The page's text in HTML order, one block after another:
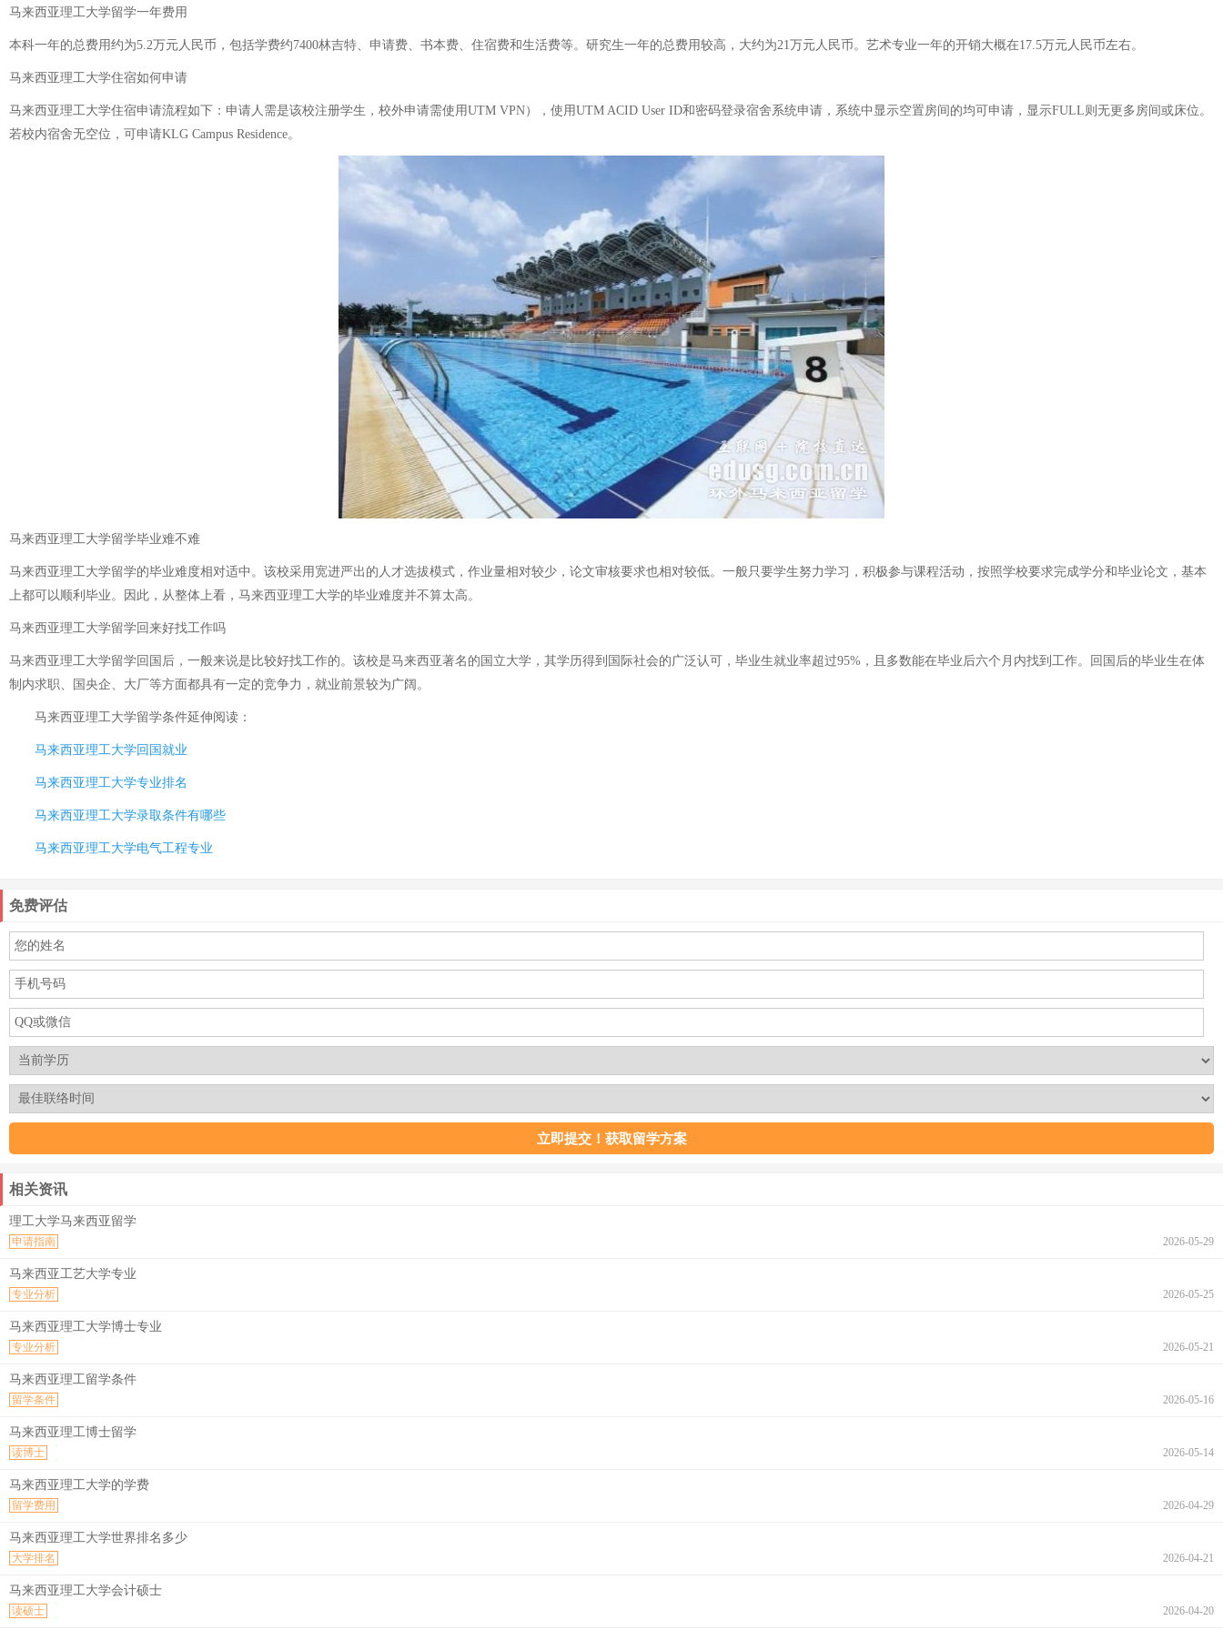
马来西亚理工大学留学一年费用
本科一年的总费用约为5.2万元人民币，包括学费约7400林吉特、申请费、书本费、住宿费和生活费等。研究生一年的总费用较高，大约为21万元人民币。艺术专业一年的开销大概在17.5万元人民币左右。
马来西亚理工大学住宿如何申请
马来西亚理工大学住宿申请流程如下：申请人需是该校注册学生，校外申请需使用UTM VPN），使用UTM ACID User ID和密码登录宿舍系统申请，系统中显示空置房间的均可申请，显示FULL则无更多房间或床位。
若校内宿舍无空位，可申请KLG Campus Residence。
马来西亚理工大学留学毕业难不难
马来西亚理工大学留学的毕业难度相对适中。该校采用宽进严出的人才选拔模式，作业量相对较少，论文审核要求也相对较低。一般只要学生努力学习，积极参与课程活动，按照学校要求完成学分和毕业论文，基本
上都可以顺利毕业。因此，从整体上看，马来西亚理工大学的毕业难度并不算太高。
马来西亚理工大学留学回来好找工作吗
马来西亚理工大学留学回国后，一般来说是比较好找工作的。该校是马来西亚著名的国立大学，其学历得到国际社会的广泛认可，毕业生就业率超过95%，且多数能在毕业后六个月内找到工作。回国后的毕业生在体
制内求职、国央企、大厂等方面都具有一定的竞争力，就业前景较为广阔。
马来西亚理工大学留学条件延伸阅读：
马来西亚理工大学回国就业
马来西亚理工大学专业排名
马来西亚理工大学录取条件有哪些
马来西亚理工大学电气工程专业
免费评估
相关资讯
理工大学马来西亚留学
2026-05-29
申请指南
马来西亚工艺大学专业
2026-05-25
专业分析
马来西亚理工大学博士专业
2026-05-21
专业分析
马来西亚理工留学条件
2026-05-16
留学条件
马来西亚理工博士留学
2026-05-14
读博士
马来西亚理工大学的学费
2026-04-29
留学费用
马来西亚理工大学世界排名多少
2026-04-21
大学排名
马来西亚理工大学会计硕士
2026-04-20
读硕士